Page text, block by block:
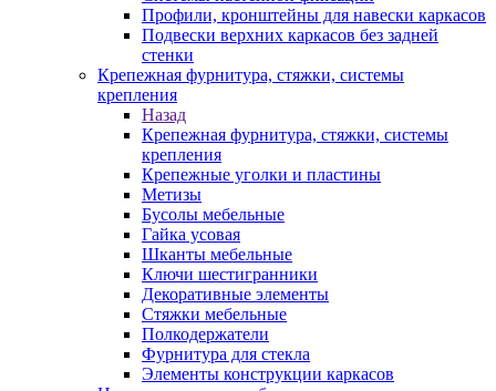
Профили, кронштейны для навески каркасов
Подвески верхних каркасов без задней
стенки
Крепежная фурнитура, стяжки, системы
крепления
Назад
Крепежная фурнитура, стяжки, системы
крепления
Крепежные уголки и пластины
Метизы
Бусолы мебельные
Гайка усовая
Шканты мебельные
Ключи шестигранники
Декоративные элементы
Стяжки мебельные
Полкодержатели
Фурнитура для стекла
Элементы конструкции каркасов